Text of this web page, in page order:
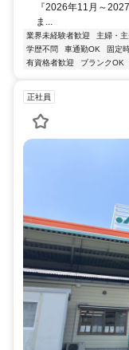
『2026年11月～
ま...
業界未経験者歓迎 主婦・
学歴不問
車通勤OK 固定
有資格者歓迎
ブランクOK
正社員